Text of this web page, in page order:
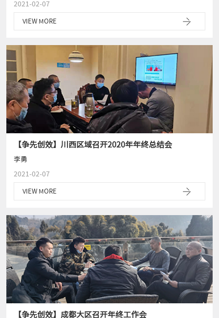
2021-02-07
VIEW MORE
【争先创效】川西区域召开2020年年终总结会
李勇
2021-02-07
VIEW MORE
【争先创效】成都大区召开年终工作会